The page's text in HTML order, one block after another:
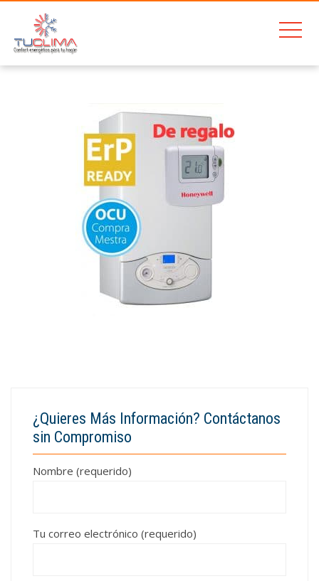
¿Quieres Más Información? Contáctanos
sin Compromiso
Nombre (requerido)
Tu correo electrónico (requerido)